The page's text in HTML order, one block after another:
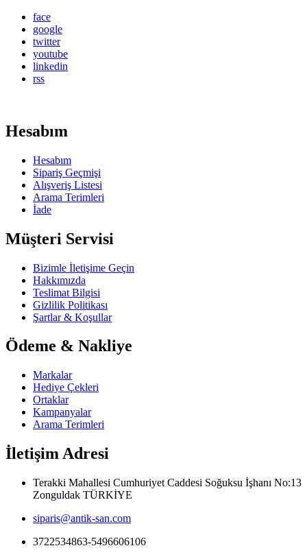
face
google
twitter
youtube
linkedin
rss
Hesabım
Hesabım
Sipariş Geçmişi
Alışveriş Listesi
Arama Terimleri
İade
Müşteri Servisi
Bizimle İletişime Geçin
Hakkımızda
Teslimat Bilgisi
Gizlilik Politikası
Şartlar & Koşullar
Ödeme & Nakliye
Markalar
Hediye Çekleri
Ortaklar
Kampanyalar
Arama Terimleri
İletişim Adresi
Terakki Mahallesi Cumhuriyet Caddesi Soğuksu İşhanı No:13
Zonguldak TÜRKİYE
siparis@antik-san.com
3722534863-5496606106